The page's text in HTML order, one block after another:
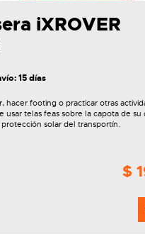
iXROVER
15 días
hacer footing o practicar otras
solar del transportín.
$